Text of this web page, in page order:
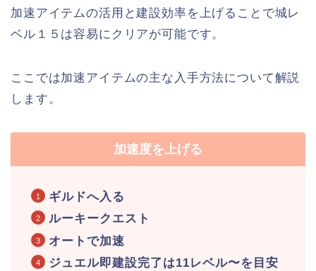
加速アイテムの活用と建設効率を上げることで城レ
ベル１５は容易にクリアが可能です。
ここでは加速アイテムの主な入手方法について解説
します。
加速度を上げる
ギルドへ入る
ルーキークエスト
オートで加速
ジュエル即建設完了は11レベル〜を目安